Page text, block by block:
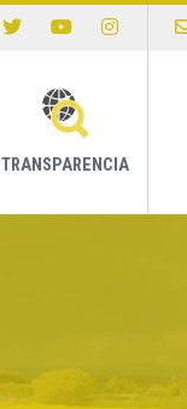
TRANSPARENCIA